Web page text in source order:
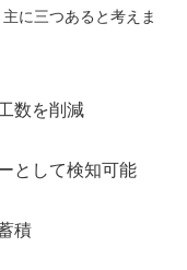
に三つあると考えま
数を削減
として検知可能
積